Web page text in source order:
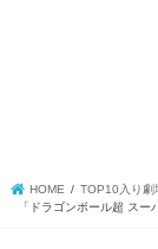
HOME TOP10入り劇
「ドラゴンボール超 ス